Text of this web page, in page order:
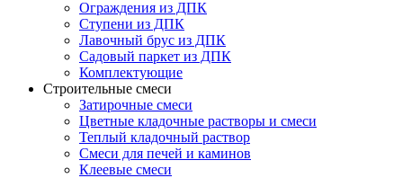
Ограждения из ДПК
Ступени из ДПК
Лавочный брус из ДПК
Садовый паркет из ДПК
Комплектующие
Строительные смеси
Затирочные смеси
Цветные кладочные растворы и смеси
Теплый кладочный раствор
Смеси для печей и каминов
Клеевые смеси